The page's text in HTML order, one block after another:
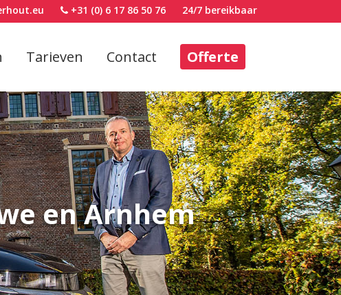
+31 (0) 6 17 86 50 76 24/7 bereikbaar
Tarieven Contact Offerte
en Arnhem